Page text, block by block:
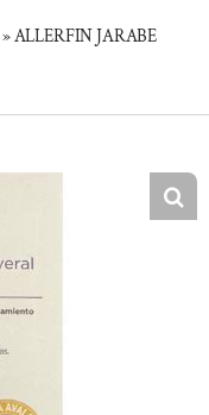
»ALLERFIN JARABE